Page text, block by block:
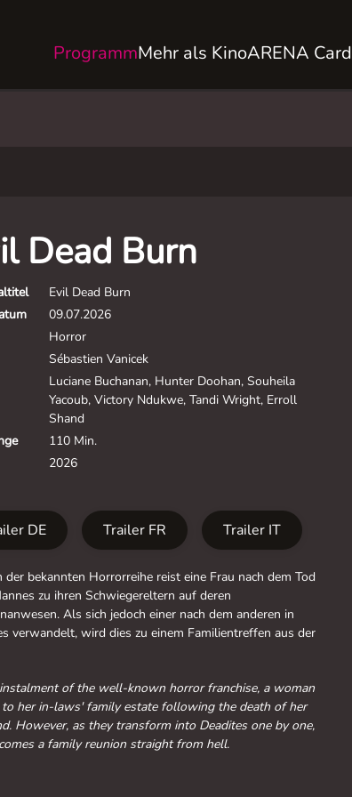
ProgrammMehr als KinoARENA Card
Dead Burn
Evil Dead Burn
09.07.2026
Horror
Sébastien Vanicek
Luciane Buchanan, Hunter Doohan, Souheila
Yacoub, Victory Ndukwe, Tandi Wright, Erroll
Shand
110 Min.
2026
DE Trailer FR Trailer IT
der bekannten Horrorreihe reist eine Frau nach dem Tod
zu ihren Schwiegereltern auf deren
Als sich jedoch einer nach dem anderen in
verwandelt, wird dies zu einem Familientreffen aus der
of the well-known horror franchise, a woman
her in-laws' family estate following the death of her
However, as they transform into Deadites one by one,
a family reunion straight from hell.